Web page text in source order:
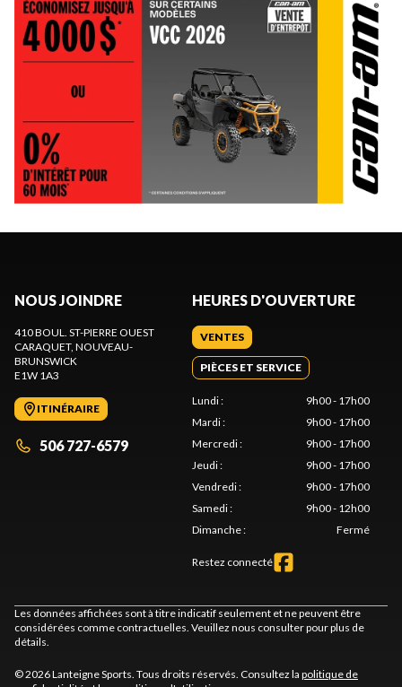
NOUS JOINDRE
410 BOUL. ST-PIERRE OUEST
CARAQUET, NOUVEAU-
BRUNSWICK
E1W 1A3
ITINÉRAIRE
506 727-6579
HEURES D'OUVERTURE
VENTES
PIÈCES ET SERVICE
Lundi:
9h00 - 17h00
Mardi:
9h00 - 17h00
Mercredi:
9h00 - 17h00
Jeudi:
9h00 - 17h00
Vendredi:
9h00 - 17h00
Samedi:
9h00 - 12h00
Dimanche: Fermé
Restez connecté
Les données affichées sont à titre indicatif seulement et ne peuvent être
considérées comme contractuelles. Veuillez nous consulter pour plus de
détails.
© 2026 Lanteigne Sports. Tous droits réservés. Consultez la politique de